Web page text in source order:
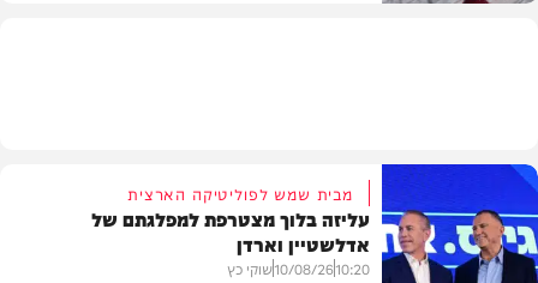
מבית שמש לפוליטיקה הארצית
עליזה בלוך מצטרפת למפלגתם של
אדלשטיין וארדן
10:20
10/08/26שוקי כץ